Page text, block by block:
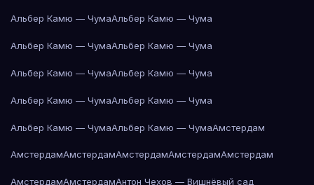
Альбер Камю — ЧумаАльбер Камю — Чума
Альбер Камю — ЧумаАльбер Камю — Чума
Альбер Камю — ЧумаАльбер Камю — Чума
Альбер Камю — ЧумаАльбер Камю — Чума
Альбер Камю — ЧумаАльбер Камю — ЧумаАмстердам
АмстердамАмстердамАмстердамАмстердамАмстердам
АмстердамАмстердамАнтон Чехов — Вишнёвый сад